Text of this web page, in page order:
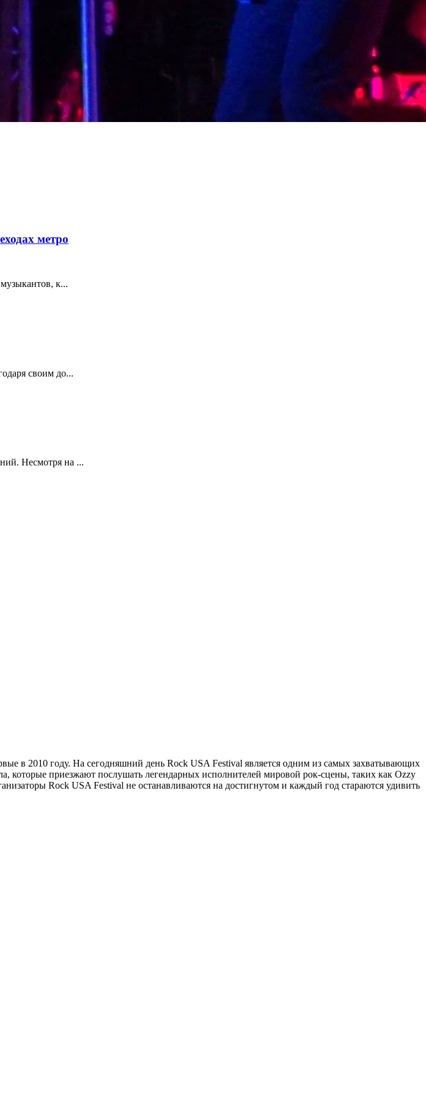
метро
к...
своим до...
Несмотря на ...
в 2010 году. На сегодняшний день Rock USA Festival является одним из самых захватывающих
которые приезжают послушать легендарных исполнителей мировой рок-сцены, таких как Ozzy
Rock USA Festival не останавливаются на достигнутом и каждый год стараются удивить